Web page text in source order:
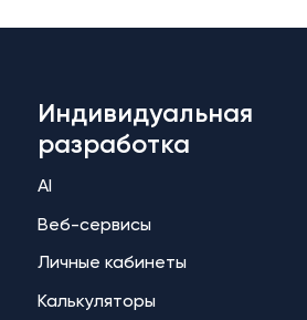
Индивидуальная
разработка
AI
Веб-сервисы
Личные кабинеты
Калькуляторы